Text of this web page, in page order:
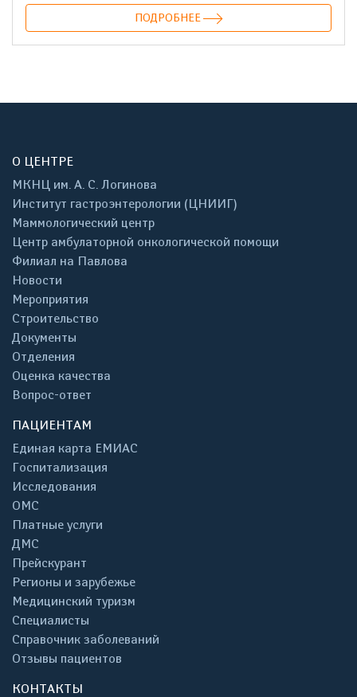
ПОДРОБНЕЕ
О ЦЕНТРЕ
МКНЦ им. А. С. Логинова
Институт гастроэнтерологии (ЦНИИГ)
Маммологический центр
Центр амбулаторной онкологической помощи
Филиал на Павлова
Новости
Мероприятия
Строительство
Документы
Отделения
Оценка качества
Вопрос-ответ
ПАЦИЕНТАМ
Единая карта ЕМИАС
Госпитализация
Исследования
ОМС
Платные услуги
ДМС
Прейскурант
Регионы и зарубежье
Медицинский туризм
Специалисты
Справочник заболеваний
Отзывы пациентов
КОНТАКТЫ